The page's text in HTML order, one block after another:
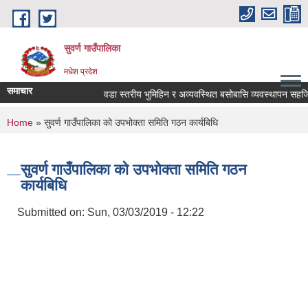
Skip to main content
सुवर्ण गाउँपालिका
मधेश प्रदेश
समाचार वडा स्तरीय भुमिहिन र अव्यवस्थित बसोबासि व्यवस्थापन
You are here
Home » सुवर्ण गाउँपालिका को उपभोक्ता समिति गठन कार्यबिधि
सुवर्ण गाउँपालिका को उपभोक्ता समिति गठन
कार्यबिधि
Submitted on: Sun, 03/03/2019 - 12:22